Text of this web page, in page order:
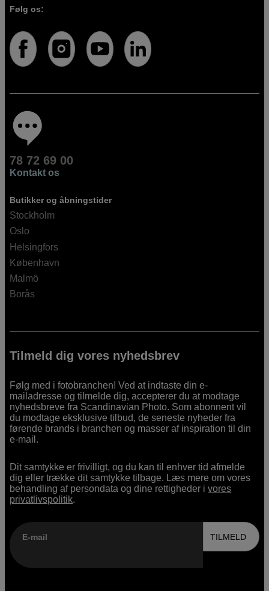
Følg os:
78 72 69 00
Kontakt os
Butikker og åbningstider
Stockholm
Oslo
Helsingfors
København
Malmö
Borås
Tilmeld dig vores nyhedsbrev
Følg med i fotobranchen! Ved at indtaste din e-
mailadresse og tilmelde dig, accepterer du at modtage
nyhedsbreve fra Scandinavian Photo. Som abonnent vil
du modtage eksklusive tilbud, de seneste nyheder fra
førende brands i branchen og masser af inspiration til din
e-mail.
Dit samtykke er frivilligt, og du kan til enhver tid afmelde
dig eller trække dit samtykke tilbage. Læs mere om vores
behandling af persondata og dine rettigheder ivores
privatlivspolitik.
E-mail TILMELD